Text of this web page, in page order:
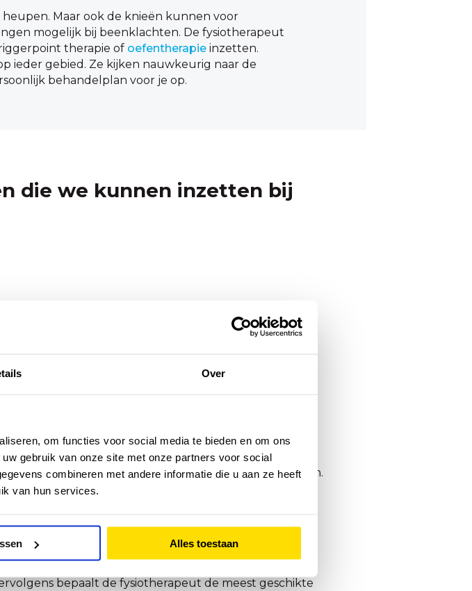
Over
om functies voor social media te bieden en om ons
gebruik van onze site met onze partners voor social
combineren met andere informatie die u aan ze heeft
van hun services.
Alles toestaan
Maar ook de knieën kunnen voor
mogelijk bij beenklachten. De fysiotherapeut
therapie of oefentherapie inzetten.
ieder gebied. Ze kijken nauwkeurig naar de
behandelplan voor je op.
die we kunnen inzetten bij
Denk bijvoorbeeld aansportletsel, een breuk of
klachten zorgen. Omdat er zoveel verschillende
te hebben geen geschikte behandeling voorstellen.
om je klachten te bespreken.
bepaalt de fysiotherapeut de meest geschikte